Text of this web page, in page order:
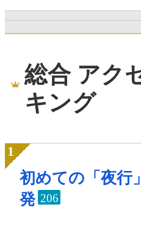
総合 アク
キング
初めての「夜行
発 206